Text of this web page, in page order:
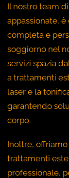
Il nostro team
appassionate,
completa e
soggiorno nel
servizi spazia
a trattamenti
laser e la
garantendo
corpo.
Inoltre,
trattamenti
professionale,